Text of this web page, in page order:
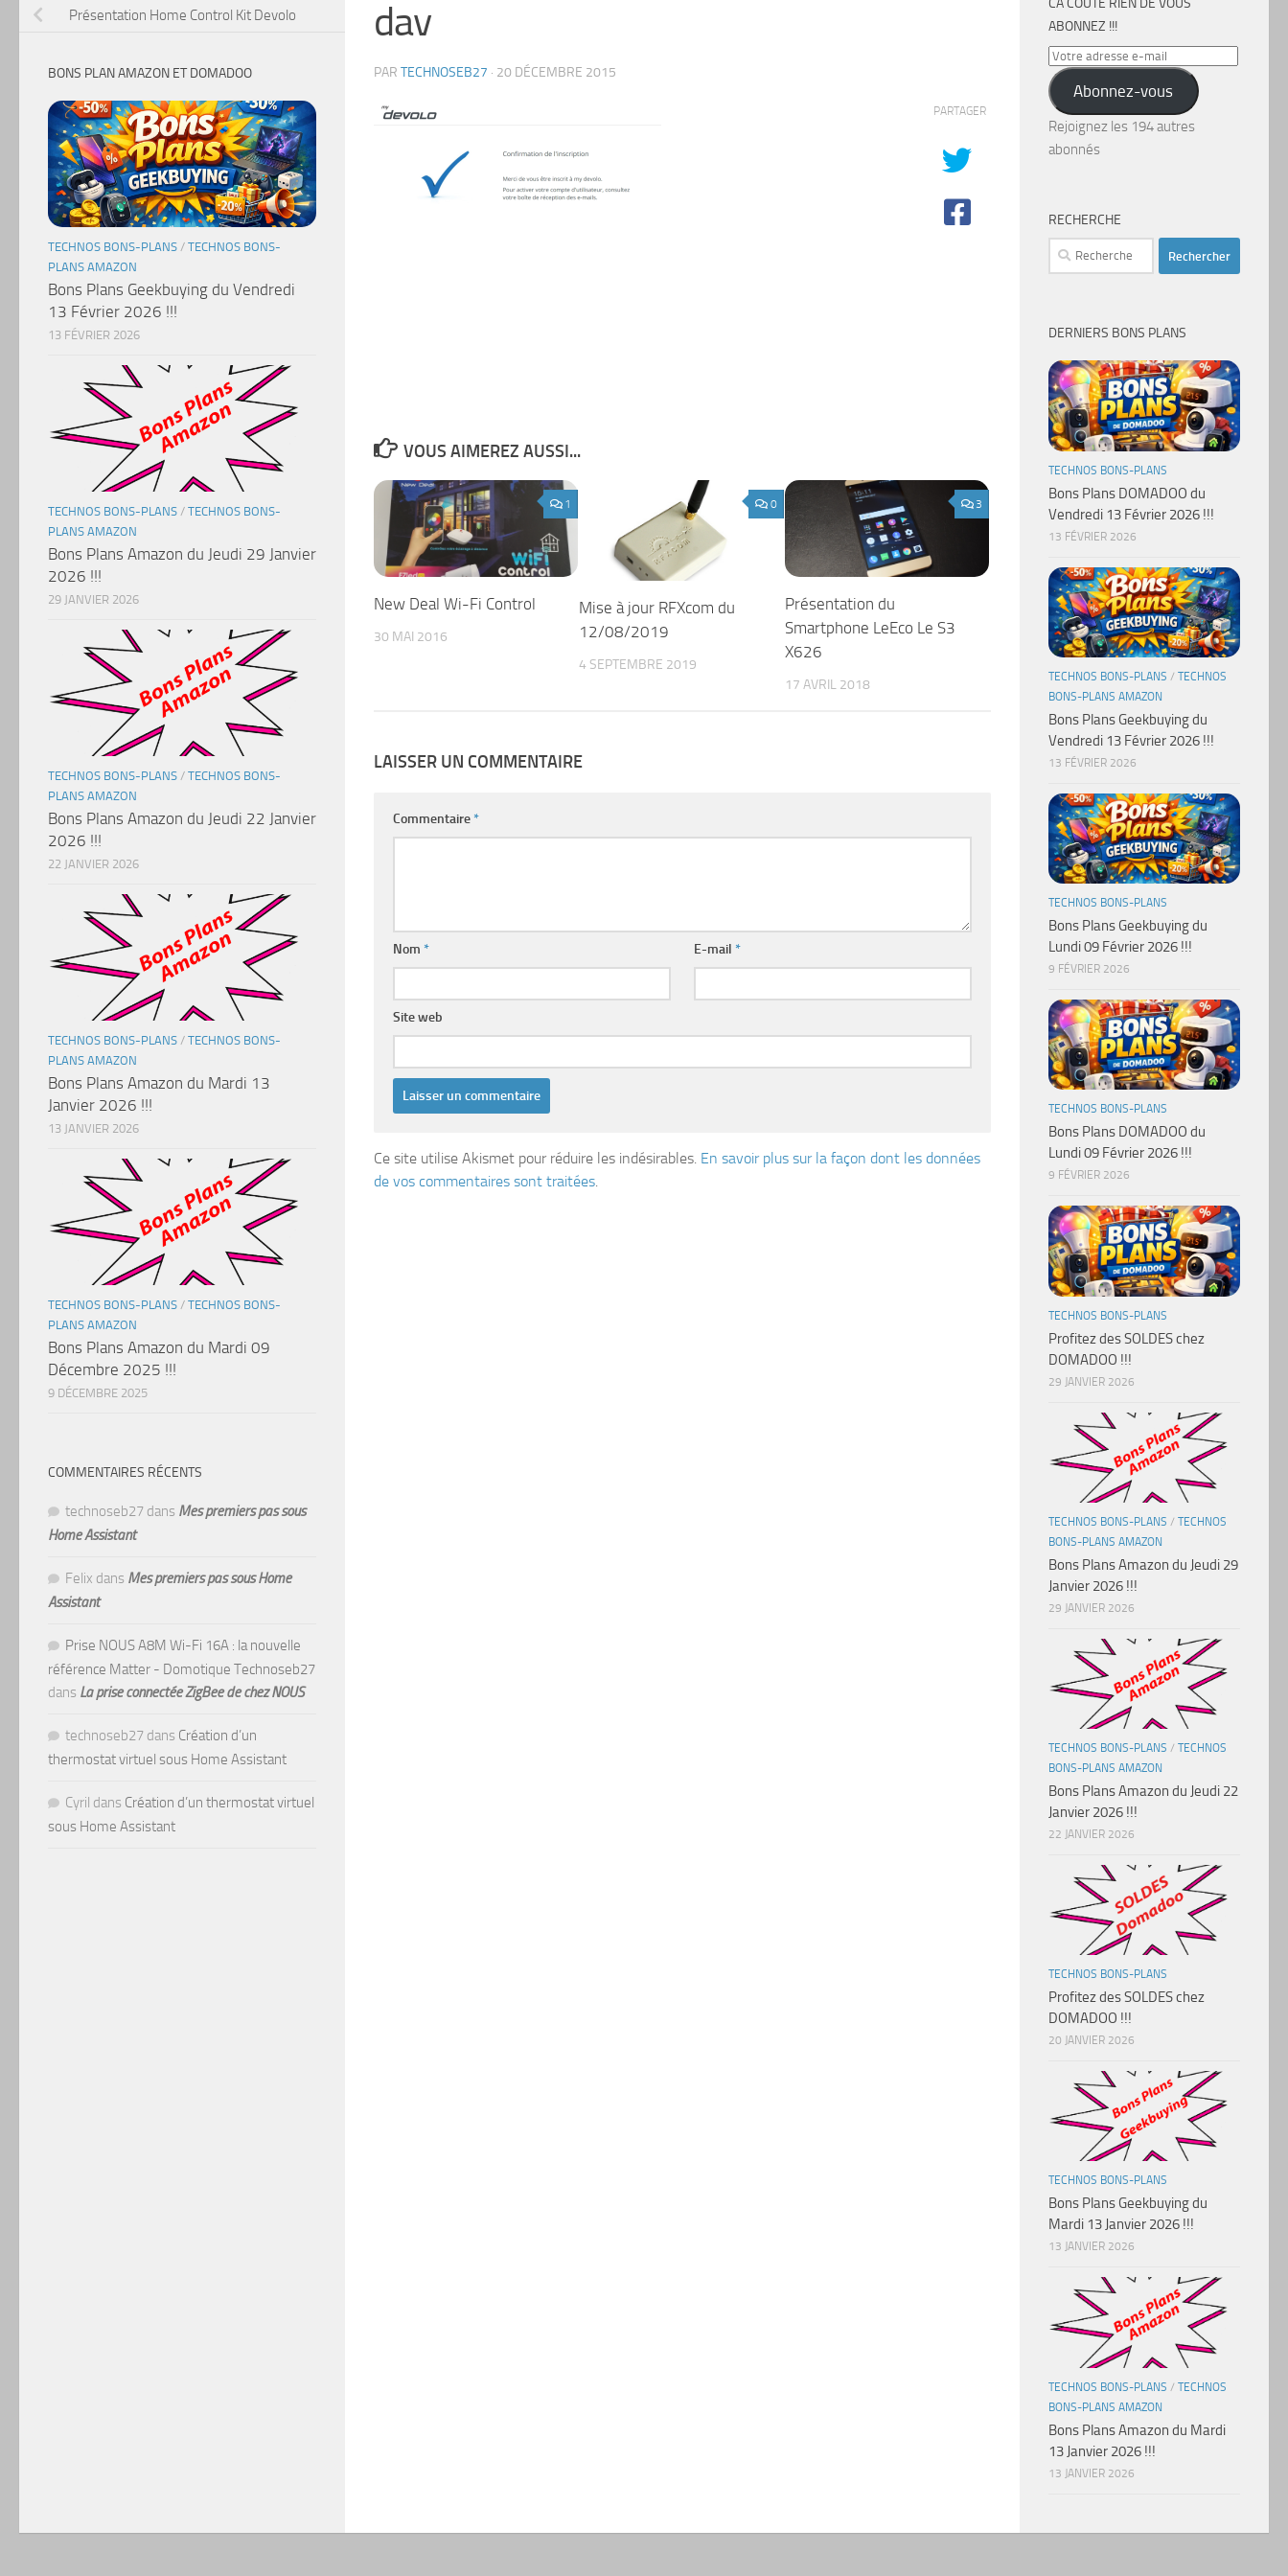
dav
PAR TECHNOSEB27 · 20 DÉCEMBRE 2015
PARTAGER
VOUS AIMEREZ AUSSI...
1
New Deal Wi-Fi Control
30 MAI 2016
0
Mise à jour RFXcom du
12/08/2019
4 SEPTEMBRE 2019
3
Présentation du
Smartphone LeEco Le S3
X626
17 AVRIL 2018
LAISSER UN COMMENTAIRE
Commentaire*
Nom * E-mail*
Site web
Ce site utilise Akismet pour réduire les indésirables. En savoir plus sur la façon dont les données
de vos commentaires sont traitées
Présentation Home Control Kit Devolo
BONS PLAN AMAZON ET DOMADOO
TECHNOS BONS-PLANS / TECHNOS BONS-
PLANS AMAZON
Bons Plans Geekbuying du Vendredi
13 Février 2026 !!!
13 FÉVRIER 2026
TECHNOS BONS-PLANS / TECHNOS BONS-
PLANS AMAZON
Bons Plans Amazon du Jeudi 29 Janvier
2026 !!!
29 JANVIER 2026
TECHNOS BONS-PLANS / TECHNOS BONS-
PLANS AMAZON
Bons Plans Amazon du Jeudi 22 Janvier
2026 !!!
22 JANVIER 2026
TECHNOS BONS-PLANS / TECHNOS BONS-
PLANS AMAZON
Bons Plans Amazon du Mardi 13
Janvier 2026 !!!
13 JANVIER 2026
TECHNOS BONS-PLANS / TECHNOS BONS-
PLANS AMAZON
Bons Plans Amazon du Mardi 09
Décembre 2025 !!!
9 DÉCEMBRE 2025
COMMENTAIRES RÉCENTS
technoseb27 dans Mes premiers pas sous
Home Assistant
Felix dans Mes premiers pas sous Home
Assistant
Prise NOUS A8M Wi-Fi 16A : la nouvelle
référence Matter - Domotique Technoseb27
dans La prise connectée ZigBee de chez NOUS
technoseb27 dans Création d’un
thermostat virtuel sous Home Assistant
Cyril dans Création d’un thermostat virtuel
sous Home Assistant
CA COÛTE RIEN DE VOUS
ABONNEZ !!!
Votre
adresse
e-
mail
Abonnez-vous
Rejoignez les 194 autres
abonnés
RECHERCHE
Rechercher :
DERNIERS BONS PLANS
TECHNOS BONS-PLANS
Bons Plans DOMADOO du
Vendredi 13 Février 2026 !!!
13 FÉVRIER 2026
TECHNOS BONS-PLANS / TECHNOS
BONS-PLANS AMAZON
Bons Plans Geekbuying du
Vendredi 13 Février 2026 !!!
13 FÉVRIER 2026
TECHNOS BONS-PLANS
Bons Plans Geekbuying du
Lundi 09 Février 2026 !!!
9 FÉVRIER 2026
TECHNOS BONS-PLANS
Bons Plans DOMADOO du
Lundi 09 Février 2026 !!!
9 FÉVRIER 2026
TECHNOS BONS-PLANS
Profitez des SOLDES chez
DOMADOO !!!
29 JANVIER 2026
TECHNOS BONS-PLANS / TECHNOS
BONS-PLANS AMAZON
Bons Plans Amazon du Jeudi 29
Janvier 2026 !!!
29 JANVIER 2026
TECHNOS BONS-PLANS / TECHNOS
BONS-PLANS AMAZON
Bons Plans Amazon du Jeudi 22
Janvier 2026 !!!
22 JANVIER 2026
TECHNOS BONS-PLANS
Profitez des SOLDES chez
DOMADOO !!!
20 JANVIER 2026
TECHNOS BONS-PLANS
Bons Plans Geekbuying du
Mardi 13 Janvier 2026 !!!
13 JANVIER 2026
TECHNOS BONS-PLANS / TECHNOS
BONS-PLANS AMAZON
Bons Plans Amazon du Mardi
13 Janvier 2026 !!!
13 JANVIER 2026